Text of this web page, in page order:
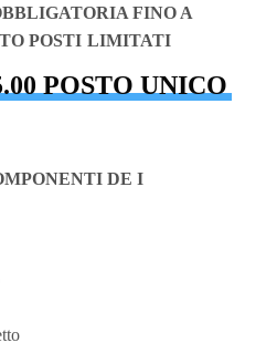
FINO A
POSTI LIMITATI
POSTO UNICO
DE I